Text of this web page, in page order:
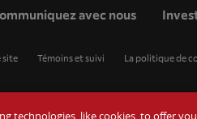
avec nous
site Témoins et suivi La politique de
technologies, like cookies, to offer